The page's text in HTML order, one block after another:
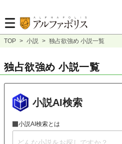
TOP > 小説 > 独占欲強め 小説一覧
独占欲強め 小説一覧
小説AI検索
小説AI検索とは